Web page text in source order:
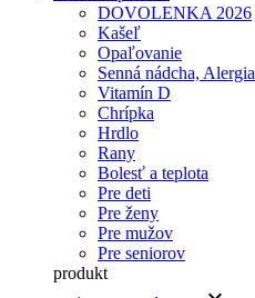
DOVOLENKA 2026
Kašeľ
Opaľovanie
Senná nádcha, Alergia
Vitamín D
Chrípka
Hrdlo
Rany
Bolesť a teplota
Pre deti
Pre ženy
Pre mužov
Pre seniorov
produkt